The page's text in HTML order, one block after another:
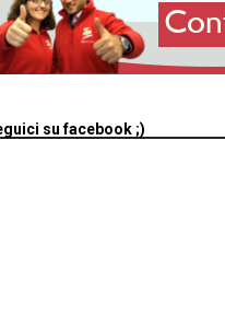
su facebook ;)